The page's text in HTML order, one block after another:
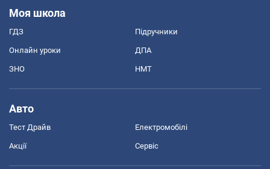
Моя школа
ГДЗ Підручники
Онлайн уроки ДПА
ЗНО НМТ
Авто
Тест Драйв Електромобілі
Акції Сервіс